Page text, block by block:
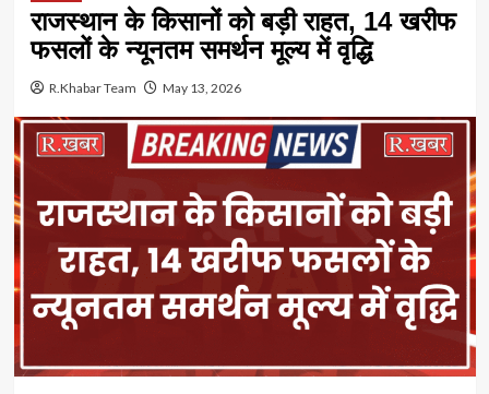
राजस्थान के किसानों को बड़ी राहत, 14 खरीफ
फसलों के न्यूनतम समर्थन मूल्य में वृद्धि
R.Khabar Team May 13, 2026